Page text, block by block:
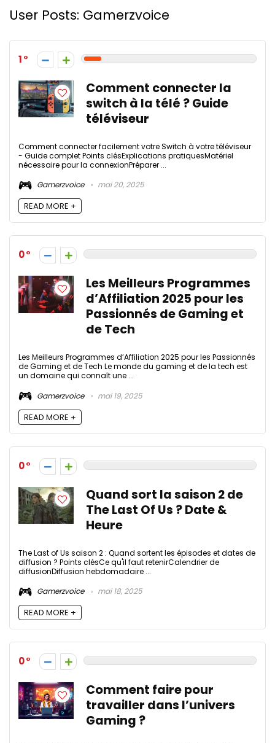
User Posts: Gamerzvoice
1
Comment connecter la
switch à la télé ? Guide
téléviseur
Comment connecter facilement votre Switch à votre téléviseur
- Guide complet Points clésExplications pratiquesMatériel
nécessaire pour la connexionPréparer ...
Gamerzvoice
mai 20, 2025
READ MORE +
0
Les Meilleurs Programmes
d’Affiliation 2025 pour les
Passionnés de Gaming et
de Tech
Les Meilleurs Programmes d’Affiliation 2025 pour les Passionnés
de Gaming et de Tech Le monde du gaming et de la tech est
un domaine qui connaît une ...
Gamerzvoice
mai 19, 2025
READ MORE +
0
Quand sort la saison 2 de
The Last Of Us ? Date &
Heure
The Last of Us saison 2 : Quand sortent les épisodes et dates de
diffusion ? Points clésCe qu'il faut retenirCalendrier de
diffusionDiffusion hebdomadaire ...
Gamerzvoice
mai 18, 2025
READ MORE +
0
Comment faire pour
travailler dans l’univers
Gaming ?